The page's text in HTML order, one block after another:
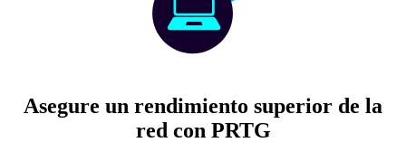
Asegure un rendimiento superior de la
red con PRTG